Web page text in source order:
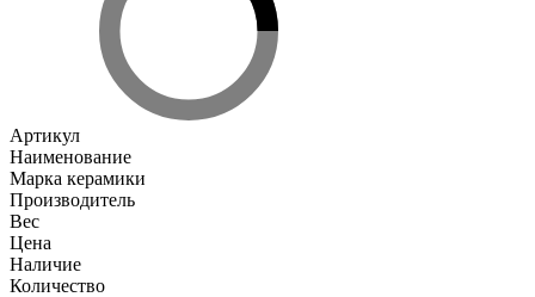
Артикул
Наименование
Марка керамики
Производитель
Вес
Цена
Наличие
Количество